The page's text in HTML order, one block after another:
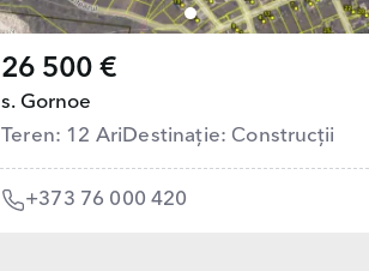
26 500 €
s. Gornoe
Teren: 12 Ari Destinație: Сonstrucții
+373 76 000 420